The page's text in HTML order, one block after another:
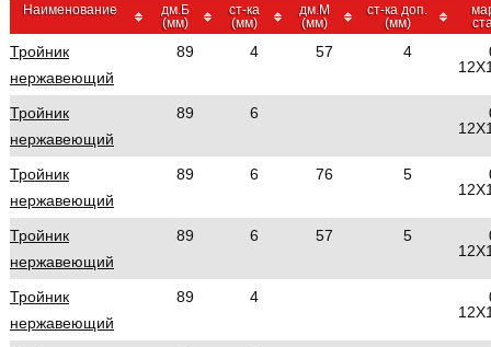
Наименование
дм.Б
(мм)
ст-ка
(мм)
дм.М
(мм)
ст-ка доп.
(мм)
Тройник
нержавеющий
89 4 57 4
Тройник
нержавеющий
89 6
Тройник
нержавеющий
89 6 76 5
Тройник
нержавеющий
89 6 57 5
Тройник
нержавеющий
89 4